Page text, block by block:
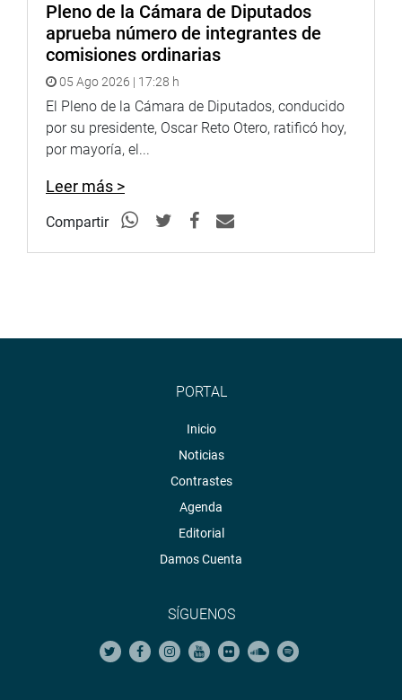
Pleno de la Cámara de Diputados
aprueba número de integrantes de
comisiones ordinarias
05 Ago 2026 | 17:28 h
El Pleno de la Cámara de Diputados, conducido
por su presidente, Oscar Reto Otero, ratificó hoy,
por mayoría, el...
Leer más >
Compartir
PORTAL
Inicio
Noticias
Contrastes
Agenda
Editorial
Damos Cuenta
SÍGUENOS